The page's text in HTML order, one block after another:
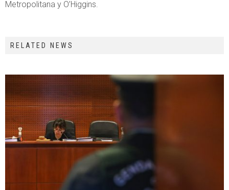
Metropolitana y O’Higgins.
RELATED NEWS